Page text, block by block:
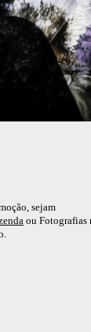
sejam
ou Fotografias